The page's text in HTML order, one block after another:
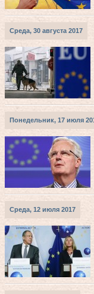
Среда, 30 августа 2017
Понедельник, 17 июля
Среда, 12 июля 2017